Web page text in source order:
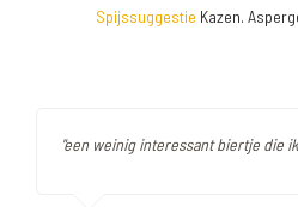
Spijssuggestie Kazen.
"een weinig interessant biertje die